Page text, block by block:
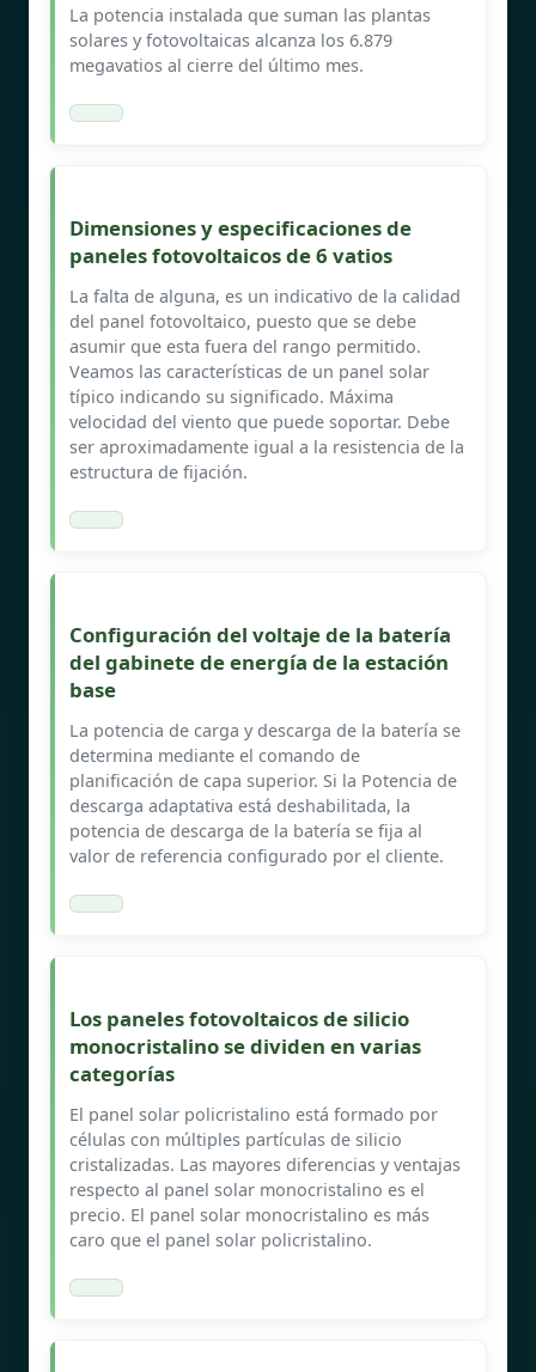
La potencia instalada que suman las plantas
solares y fotovoltaicas alcanza los 6.879
megavatios al cierre del último mes.
Dimensiones y especificaciones de
paneles fotovoltaicos de 6 vatios
La falta de alguna, es un indicativo de la calidad
del panel fotovoltaico, puesto que se debe
asumir que esta fuera del rango permitido.
Veamos las características de un panel solar
típico indicando su significado. Máxima
velocidad del viento que puede soportar. Debe
ser aproximadamente igual a la resistencia de la
estructura de fijación.
Configuración del voltaje de la batería
del gabinete de energía de la estación
base
La potencia de carga y descarga de la batería se
determina mediante el comando de
planificación de capa superior. Si la Potencia de
descarga adaptativa está deshabilitada, la
potencia de descarga de la batería se fija al
valor de referencia configurado por el cliente.
Los paneles fotovoltaicos de silicio
monocristalino se dividen en varias
categorías
El panel solar policristalino está formado por
células con múltiples partículas de silicio
cristalizadas. Las mayores diferencias y ventajas
respecto al panel solar monocristalino es el
precio. El panel solar monocristalino es más
caro que el panel solar policristalino.